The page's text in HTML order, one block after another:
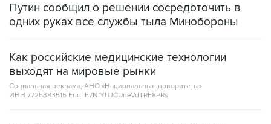
Путин сообщил о решении сосредоточить в
одних руках все службы тыла Минобороны
Как российские медицинские технологии
выходят на мировые рынки
Социальная реклама, АНО «Национальные приоритеты».
ИНН 7725383515 Erid: F7NfYUJCUneVdTRF8PRs